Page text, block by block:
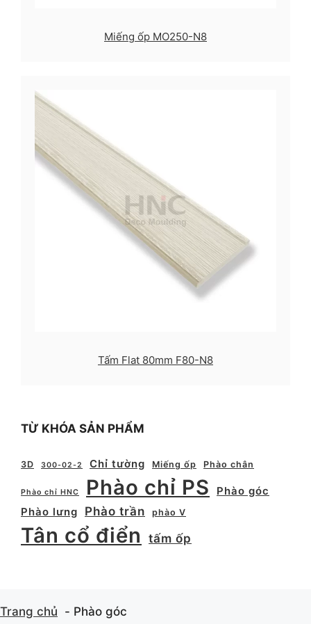
Miếng ốp MO250-N8
Tấm Flat 80mm F80-N8
TỪ KHÓA SẢN PHẨM
3D 300-02-2 Chỉ tường Miếng ốp Phào chân
Phào chỉ HNC Phào chỉ PS
Phào góc
Phào lưng
Phào trần phào V
Tân cổ điển tấm ốp
Trang chủ Phào góc